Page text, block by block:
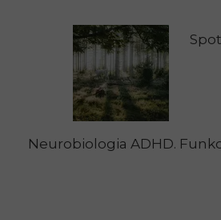
Neurobiologia ADHD.